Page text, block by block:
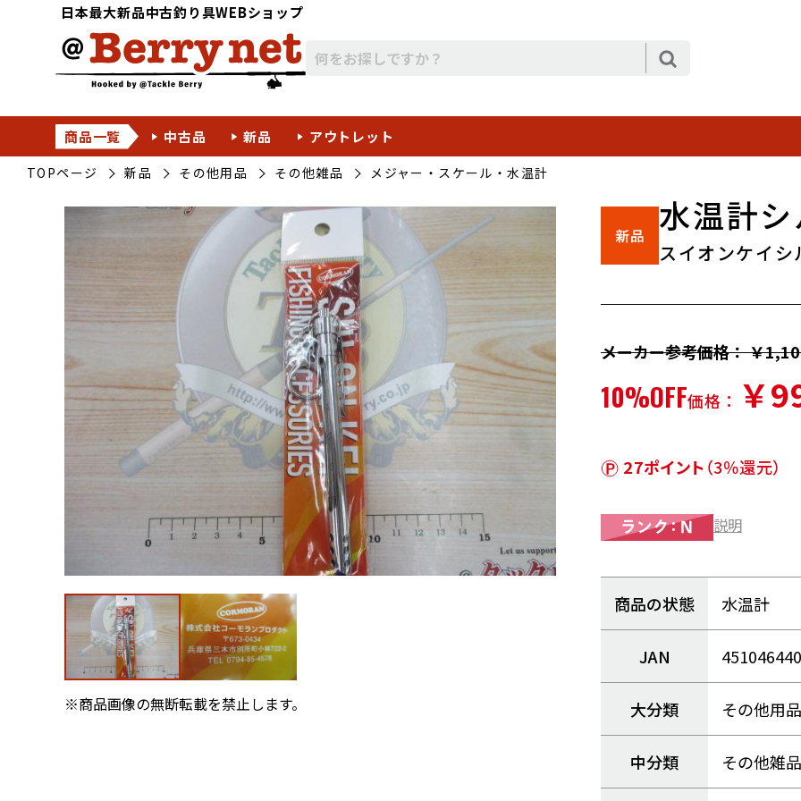
日本最大新品中古釣り具WEBショップ
商品一覧 中古品 新品 アウトレット
TOPページ 新品 その他用品 その他雑品 メジャー・スケール・水温計
※商品画像の無断転載を禁止します。
水温計
スイオンケイシ
メーカー参考価格： ￥
10%OFF価格： ￥
27ポイント（3％還元）
説明
商品の状態 水温計
JAN
大分類 その他用品
中分類 その他雑品